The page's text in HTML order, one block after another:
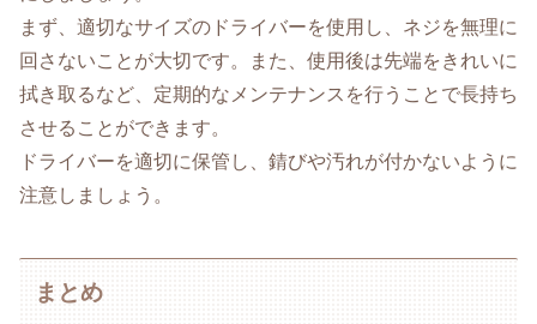
まず、適切なサイズのドライバーを使用し、ネジを無理に
回さないことが大切です。また、使用後は先端をきれいに
拭き取るなど、定期的なメンテナンスを行うことで長持ち
させることができます。
ドライバーを適切に保管し、錆びや汚れが付かないように
注意しましょう。
まとめ